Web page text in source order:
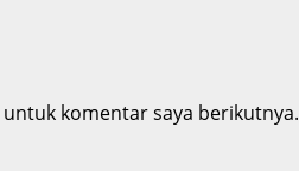
komentar saya berikutnya.